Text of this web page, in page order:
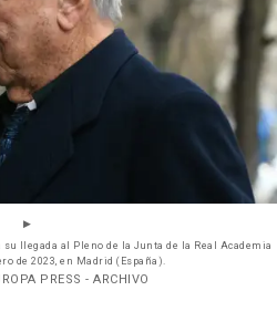
llegada al Pleno de la Junta de la Real Academia
de 2023, en Madrid (España).
PRESS - ARCHIVO